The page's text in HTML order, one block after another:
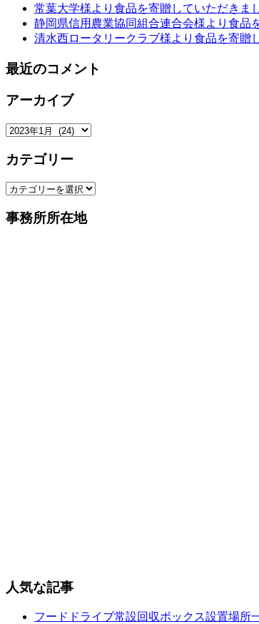
常葉大学様より食品を寄贈していただきま
静岡県信用農業協同組合連合会様より食品
清水西ロータリークラブ様より食品を寄贈
最近のコメント
アーカイブ
ア
カ
ブ
カテゴリー
カ
ゴ
事務所所在地
人気な記事
フードドライブ常設回収ボックス設置場所